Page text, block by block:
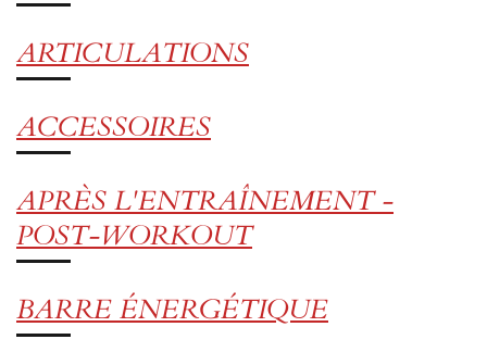
ARTICULATIONS
ACCESSOIRES
APRÈS L'ENTRAÎNEMENT -
POST-WORKOUT
BARRE ÉNERGÉTIQUE